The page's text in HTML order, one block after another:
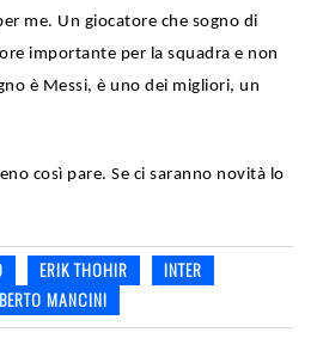
me. Un giocatore che sogno di
importante per la squadra e non
è Messi, è uno dei migliori, un
così pare. Se ci saranno novità lo
ERIK THOHIR
INTER
MANCINI